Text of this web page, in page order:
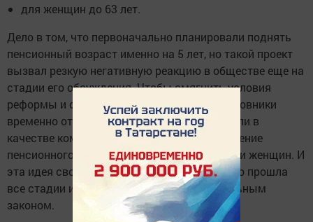
для женщин до 63 лет.
Дело в том, что первоначально планировали поднять
пенсионный возраст именно на 5 лет, но такой проект
вызвал резкую негативную реакцию в обществе еще на
стадии его обсуждения. Чтобы смягчить условия
реформы и снизить градус напряжения чиновники
временно отказались от этой идеи и выбрали в
качестве компромиссного варианта увеличение
пенсионного возраста на 5 лет для мужчин и женщин. И
эта идея свободно и относительно спокойно прошла
все стадии и в итоге стала новым федеральным
законом.